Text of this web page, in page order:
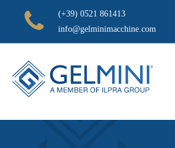
(+39) 0521 861413
info@gelminimacchine.com